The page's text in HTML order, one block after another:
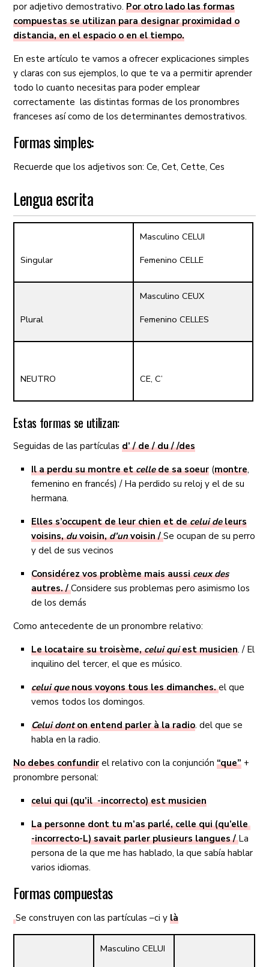
por adjetivo demostrativo.Por otro lado las formas
compuestas se utilizan para designar proximidad o
distancia, en el espacio o en el tiempo.
En este artículo te vamos a ofrecer explicaciones simples
y claras con sus ejemplos, lo que te va a permitir aprender
todo lo cuanto necesitas para poder emplear
correctamente las distintas formas de los pronombres
franceses así como de los determinantes demostrativos.
Formas simples:
Recuerde que los adjetivos son: Ce, Cet, Cette, Ces
Lengua escrita
Singular
Masculino CELUI
Femenino CELLE
Plural
Masculino CEUX
Femenino CELLES
NEUTRO CE, C’
Estas formas se utilizan:
Seguidas de las partículasd’ / de / du / /des
Il a perdu su montre etcellede sa soeur (montre,
femenino en francés) / Ha perdido su reloj y el de su
hermana.
Elles s’occupent de leur chien et decelui deleurs
voisins,duvoisin,d’unvoisin /Se ocupan de su perro
y del de sus vecinos
Considérez vos problème mais aussiceux des
autres. /Considere sus problemas pero asimismo los
de los demás
Como antecedente de un pronombre relativo:
Le locataire su troisème,celui quiest musicien. / El
inquilino del tercer, el que es músico.
celui quenous voyons tous les dimanches.el que
vemos todos los domingos.
Celui donton entend parler à la radio. del que se
habla en la radio.
No debes confundir el relativo con la conjunción“que” +
pronombre personal:
celui qui (qu’il -incorrecto) est musicien
La personne dont tu m’as parlé, celle qui (qu’elle
-incorrecto-L) savait parler plusieurs langues /La
persona de la que me has hablado, la que sabía hablar
varios idiomas.
Formas compuestas
Se construyen con las partículas –ci ylà
Masculino CELUI